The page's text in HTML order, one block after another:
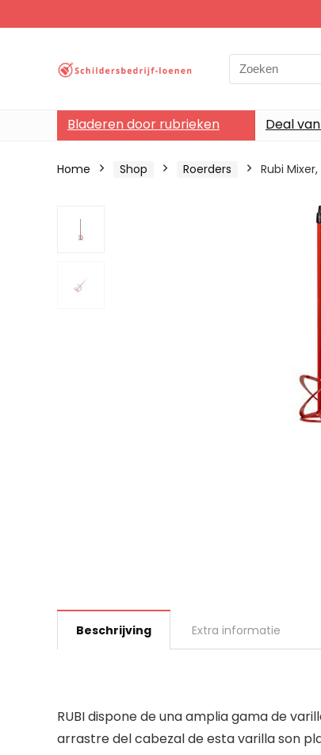
Search
for:
Bladeren door rubrieken Deal
Home Shop Roerders Rubi
Beschrijving Extra informatie
RUBI dispone de una amplia gama de
arrastre del cabezal de esta varilla son